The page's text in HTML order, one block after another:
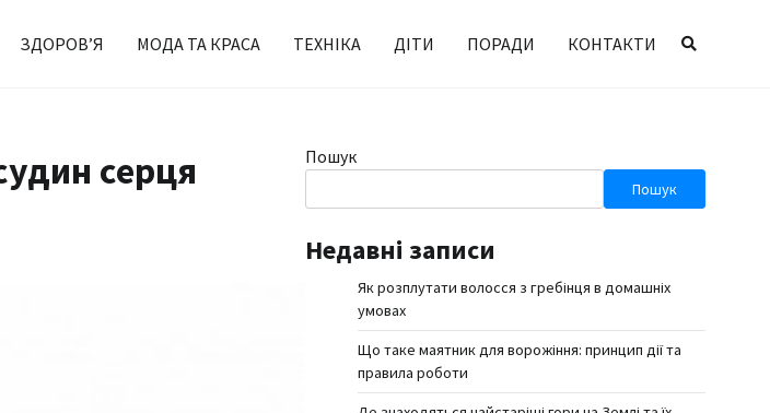
ЗДОРОВ’Я МОДА ТА КРАСА ТЕХНІКА ДІТИ ПОРАДИ КОНТАКТИ
серця Пошук
Пошук
Недавні записи
Як розплутати волосся з гребінця в домашніх
умовах
Що таке маятник для ворожіння: принцип дії та
правила роботи